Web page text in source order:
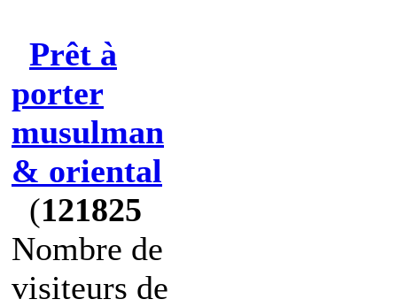
Prêt à
porter
musulman
& oriental
(121825
Nombre de
visiteurs de